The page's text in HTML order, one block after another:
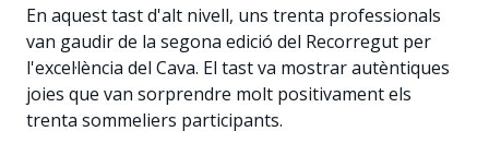
En aquest tast d'alt nivell, uns trenta professionals
van gaudir de la segona edició del Recorregut per
l'excel·lència del Cava. El tast va mostrar autèntiques
joies que van sorprendre molt positivament els
trenta sommeliers participants.